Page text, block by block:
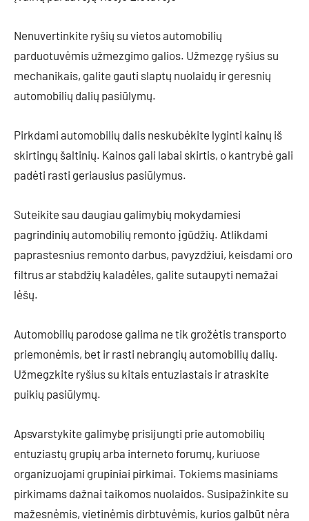
Nenuvertinkite ryšių su vietos automobilių
parduotuvėmis užmezgimo galios. Užmezgę ryšius su
mechanikais, galite gauti slaptų nuolaidų ir geresnių
automobilių dalių pasiūlymų.
Pirkdami automobilių dalis neskubėkite lyginti kainų iš
skirtingų šaltinių. Kainos gali labai skirtis, o kantrybė gali
padėti rasti geriausius pasiūlymus.
Suteikite sau daugiau galimybių mokydamiesi
pagrindinių automobilių remonto įgūdžių. Atlikdami
paprastesnius remonto darbus, pavyzdžiui, keisdami oro
filtrus ar stabdžių kaladėles, galite sutaupyti nemažai
lėšų.
Automobilių parodose galima ne tik grožėtis transporto
priemonėmis, bet ir rasti nebrangių automobilių dalių.
Užmegzkite ryšius su kitais entuziastais ir atraskite
puikių pasiūlymų.
Apsvarstykite galimybę prisijungti prie automobilių
entuziastų grupių arba interneto forumų, kuriuose
organizuojami grupiniai pirkimai. Tokiems masiniams
pirkimams dažnai taikomos nuolaidos. Susipažinkite su
mažesnėmis, vietinėmis dirbtuvėmis, kurios galbūt nėra